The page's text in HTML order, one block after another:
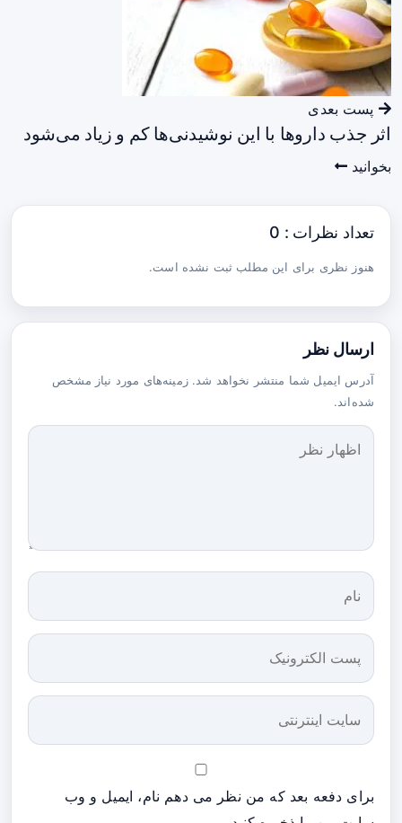
پست بعدی
اثر جذب داروها با این نوشیدنی‌ها کم و زیاد می‌شود
بخوانید
تعداد نظرات : 0
هنوز نظری برای این مطلب ثبت نشده است.
ارسال نظر
آدرس ایمیل شما منتشر نخواهد شد. زمینه‌های مورد نیاز مشخص
شده‌اند.
برای دفعه بعد که من نظر می دهم نام، ایمیل و وب